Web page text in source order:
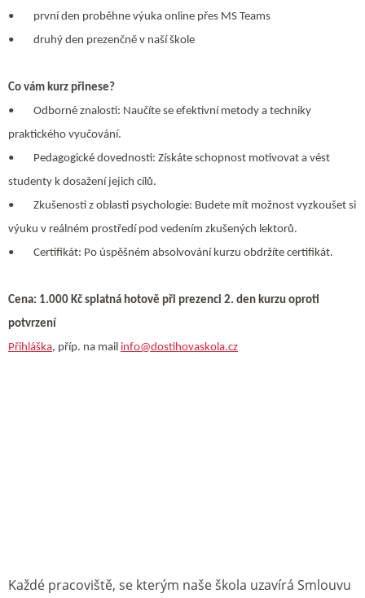
• první den proběhne výuka online přes MS Teams
• druhý den prezenčně v naší škole
Co vám kurz přinese?
• Odborné znalosti: Naučíte se efektivní metody a techniky
praktického vyučování.
• Pedagogické dovednosti: Získáte schopnost motivovat a vést
studenty k dosažení jejich cílů.
• Zkušenosti z oblasti psychologie: Budete mít možnost vyzkoušet si
výuku v reálném prostředí pod vedením zkušených lektorů.
• Certifikát: Po úspěšném absolvování kurzu obdržíte certifikát.
Cena: 1.000 Kč splatná hotově při prezenci 2. den kurzu oproti
potvrzení
Přihláška, příp. na mail info@dostihovaskola.cz
Každé pracoviště, se kterým naše škola uzavírá Smlouvu